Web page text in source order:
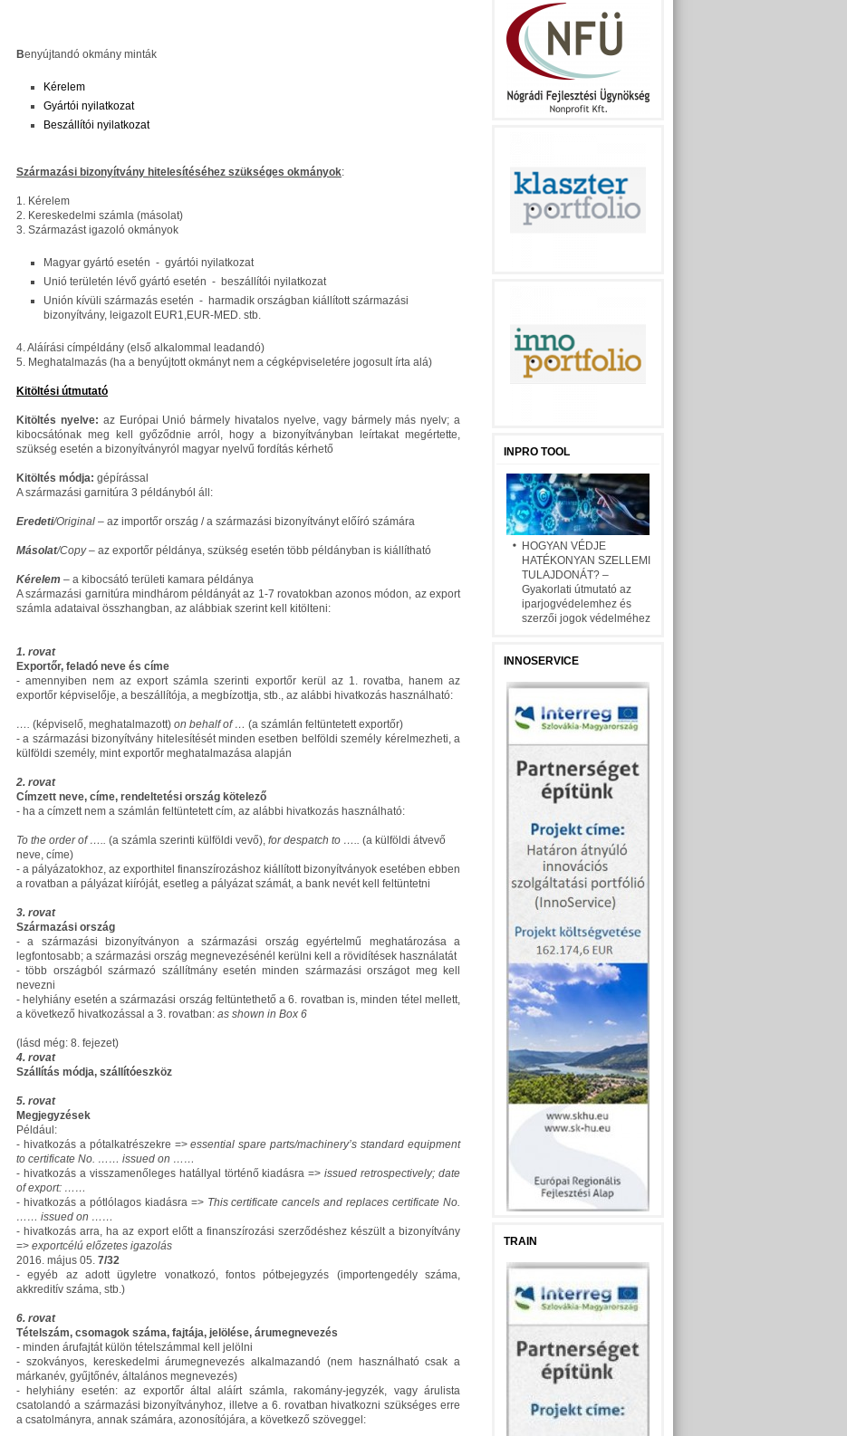
Benyújtandó okmány minták
Kérelem
Gyártói nyilatkozat
Beszállítói nyilatkozat
Származási bizonyítvány hitelesítéséhez szükséges okmányok:
1. Kérelem
2. Kereskedelmi számla (másolat)
3. Származást igazoló okmányok
Magyar gyártó esetén - gyártói nyilatkozat
Unió területén lévő gyártó esetén - beszállítói nyilatkozat
Unión kívüli származás esetén - harmadik országban kiállított származási
bizonyítvány, leigazolt EUR1,EUR-MED. stb.
4. Aláírási címpéldány (első alkalommal leadandó)
5. Meghatalmazás (ha a benyújtott okmányt nem a cégképviseletére jogosult írta alá)
Kitöltési útmutató
Kitöltés nyelve: az Európai Unió bármely hivatalos nyelve, vagy bármely más nyelv; a
kibocsátónak meg kell győződnie arról, hogy a bizonyítványban leírtakat megértette,
szükség esetén a bizonyítványról magyar nyelvű fordítás kérhető
Kitöltés módja: gépírással
A származási garnitúra 3 példányból áll:
Eredeti/Original – az importőr ország / a származási bizonyítványt előíró számára
Másolat/Copy– az exportőr példánya, szükség esetén több példányban is kiállítható
Kérelem – a kibocsátó területi kamara példánya
A származási garnitúra mindhárom példányát az 1-7 rovatokban azonos módon, az export
számla adataival összhangban, az alábbiak szerint kell kitölteni:
1. rovat
Exportőr, feladó neve és címe
- amennyiben nem az export számla szerinti exportőr kerül az 1. rovatba, hanem az
exportőr képviselője, a beszállítója, a megbízottja, stb., az alábbi hivatkozás használható:
…. (képviselő, meghatalmazott) on behalf of … (a számlán feltüntetett exportőr)
- a származási bizonyítvány hitelesítését minden esetben belföldi személy kérelmezheti, a
külföldi személy, mint exportőr meghatalmazása alapján
2. rovat
Címzett neve, címe, rendeltetési ország kötelező
- ha a címzett nem a számlán feltüntetett cím, az alábbi hivatkozás használható:
To the order of ….. (a számla szerinti külföldi vevő), for despatch to ….. (a külföldi átvevő
neve, címe)
- a pályázatokhoz, az exporthitel finanszírozáshoz kiállított bizonyítványok esetében ebben
a rovatban a pályázat kiíróját, esetleg a pályázat számát, a bank nevét kell feltüntetni
3. rovat
Származási ország
- a származási bizonyítványon a származási ország egyértelmű meghatározása a
legfontosabb; a származási ország megnevezésénél kerülni kell a rövidítések használatát
- több országból származó szállítmány esetén minden származási országot meg kell
nevezni
- helyhiány esetén a származási ország feltüntethető a 6. rovatban is, minden tétel mellett,
a következő hivatkozással a 3. rovatban: as shown in Box 6
(lásd még: 8. fejezet)
4. rovat
Szállítás módja, szállítóeszköz
5. rovat
Megjegyzések
Például:
- hivatkozás a pótalkatrészekre =>essential spare parts/machinery’s standard equipment
to certificate No. …… issued on ……
- hivatkozás a visszamenőleges hatállyal történő kiadásra =>issued retrospectively; date
of export: ……
- hivatkozás a pótlólagos kiadásra => This certificate cancels and replaces certificate No.
…… issued on ……
- hivatkozás arra, ha az export előtt a finanszírozási szerződéshez készült a bizonyítvány
=> exportcélú előzetes igazolás
2016. május 05. 7/32
- egyéb az adott ügyletre vonatkozó, fontos pótbejegyzés (importengedély száma,
akkreditív száma, stb.)
6. rovat
Tételszám, csomagok száma, fajtája, jelölése, árumegnevezés
- minden árufajtát külön tételszámmal kell jelölni
- szokványos, kereskedelmi árumegnevezés alkalmazandó (nem használható csak a
márkanév, gyűjtőnév, általános megnevezés)
- helyhiány esetén: az exportőr által aláírt számla, rakomány-jegyzék, vagy árulista
csatolandó a származási bizonyítványhoz, illetve a 6. rovatban hivatkozni szükséges erre
a csatolmányra, annak számára, azonosítójára, a következő szöveggel:
INPRO TOOL
HOGYAN VÉDJE
HATÉKONYAN SZELLEMI
TULAJDONÁT? –
Gyakorlati útmutató az
iparjogvédelemhez és
szerzői jogok védelméhez
INNOSERVICE
TRAIN